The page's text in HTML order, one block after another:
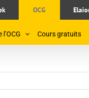
OCG
Cours gratuits